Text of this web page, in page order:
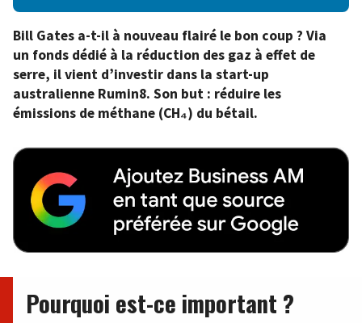
Bill Gates a-t-il à nouveau flairé le bon coup ? Via
un fonds dédié à la réduction des gaz à effet de
serre, il vient d’investir dans la start-up
australienne Rumin8. Son but : réduire les
émissions de méthane (CH₄) du bétail.
Pourquoi est-ce important ?